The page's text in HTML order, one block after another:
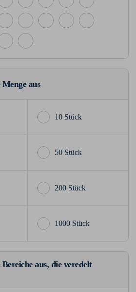
aus
10 Stück
50 Stück
200 Stück
1000 Stück
aus, die veredelt